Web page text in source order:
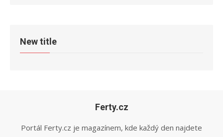
New title
Ferty.cz
Portál Ferty.cz je magazínem, kde každý den najdete